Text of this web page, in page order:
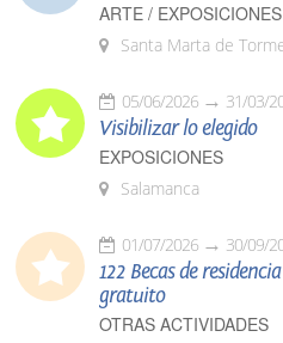
ARTE / EXPOSICIONES
Santa Marta de
05/06/2026 31/03/
Visibilizar lo elegido
EXPOSICIONES
Salamanca
01/07/2026 30/09/
122 Becas de
gratuito
OTRAS ACTIVIDADES